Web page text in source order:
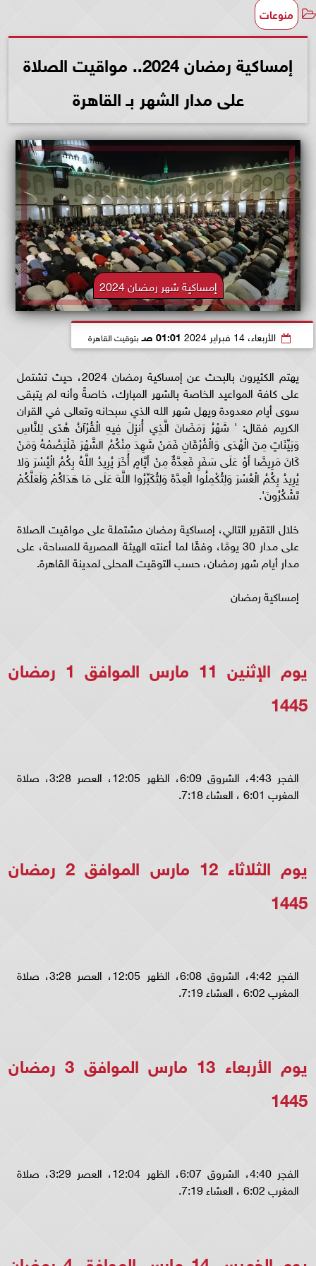
منوعات
إمساكية رمضان 2024.. مواقيت الصلاة
على مدار الشهر بـ القاهرة
إمساكية شهر رمضان 2024
الأربعاء، 14 فبراير 2024 01:01 صـ بتوقيت القاهرة
يهتم الكثيرون بالبحث عن إمساكية رمضان 2024، حيث تشتمل
على كافة المواعيد الخاصة بالشهر المبارك، خاصةً وأنه لم يتبقى
سوى أيام معدودة ويهل شهر الله الذي سبحانه وتعالى في القران
الكريم فقال: ' شَهْرُ رَمَضَانَ الَّذِي أُنزِلَ فِيهِ الْقُرْآنُ هُدًى لِلنَّاسِ
وَبَيِّنَاتٍ مِنَ الْهُدَى وَالْفُرْقَانِ فَمَنْ شَهِدَ مِنْكُمُ الشَّهْرَ فَلْيَصُمْهُ وَمَنْ
كَانَ مَرِيضًا أَوْ عَلَى سَفَرٍ فَعِدَّةٌ مِنْ أَيَّامٍ أُخَرَ يُرِيدُ اللَّهُ بِكُمُ الْيُسْرَ وَلا
يُرِيدُ بِكُمُ الْعُسْرَ وَلِتُكْمِلُوا الْعِدَّةَ وَلِتُكَبِّرُوا اللَّهَ عَلَى مَا هَدَاكُمْ وَلَعَلَّكُمْ
تَشْكُرُونَ'.
خلال التقرير التالي، إمساكية رمضان مشتملة على مواقيت الصلاة
على مدار 30 يومًا، وفقًا لما أعنته الهيئة المصرية للمساحة، على
مدار أيام شهر رمضان، حسب التوقيت المحلى لمدينة القاهرة.
إمساكية رمضان
يوم الإثنين 11 مارس الموافق 1 رمضان
1445
الفجر 4:43، الشروق 6:09، الظهر 12:05، العصر 3:28، صلاة
المغرب 6:01 ، العشاء 7:18.
يوم الثلاثاء 12 مارس الموافق 2 رمضان
1445
الفجر 4:42، الشروق 6:08، الظهر 12:05، العصر 3:28، صلاة
المغرب 6:02 ، العشاء 7:19.
يوم الأربعاء 13 مارس الموافق 3 رمضان
1445
الفجر 4:40، الشروق 6:07، الظهر 12:04، العصر 3:29، صلاة
المغرب 6:02 ، العشاء 7:19.